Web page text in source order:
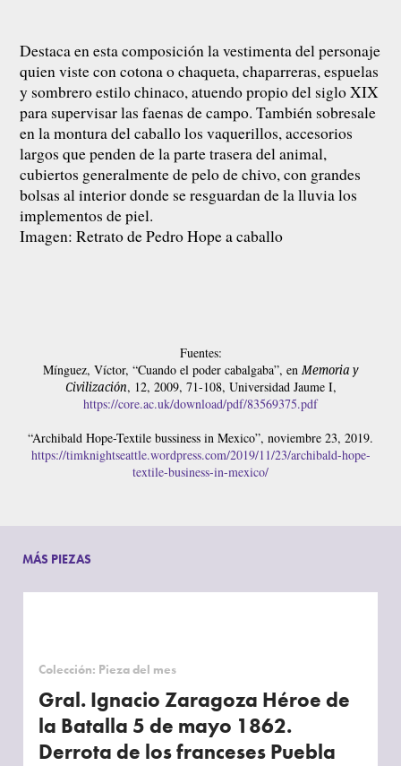
Destaca en esta composición la vestimenta del personaje
quien viste con cotona o chaqueta, chaparreras, espuelas
y sombrero estilo chinaco, atuendo propio del siglo XIX
para supervisar las faenas de campo. También sobresale
en la montura del caballo los vaquerillos, accesorios
largos que penden de la parte trasera del animal,
cubiertos generalmente de pelo de chivo, con grandes
bolsas al interior donde se resguardan de la lluvia los
implementos de piel.
Imagen: Retrato de Pedro Hope a caballo
Fuentes:
Mínguez, Víctor, “Cuando el poder cabalgaba”, en Memoria y
Civilización, 12, 2009, 71-108, Universidad Jaume I,
https://core.ac.uk/download/pdf/83569375.pdf
“Archibald Hope-Textile bussiness in Mexico”, noviembre 23, 2019.
https://timknightseattle.wordpress.com/2019/11/23/archibald-hope-
textile-business-in-mexico/
MÁS PIEZAS
Colección: Pieza del mes
Gral. Ignacio Zaragoza Héroe de
la Batalla 5 de mayo 1862.
Derrota de los franceses Puebla